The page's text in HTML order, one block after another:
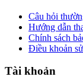
Câu hỏi
Hướng dẫn
Chính sách
Điều khoản
Tài khoản